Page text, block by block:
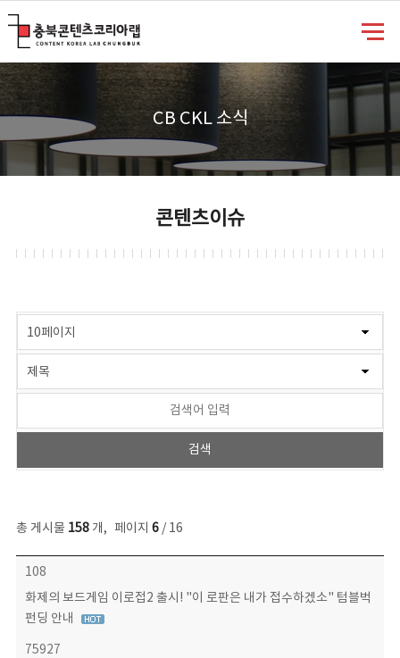
CB CKL 소식
콘텐츠이슈
총 게시물 158개, 페이지 6/ 16
콘텐츠이슈 목록 - 번호, 제목, 작성자, 파일, 조회수, 작성일 정보 제공
108
화제의 보드게임 이로접2 출시! "이 로판은 내가 접수하겠소" 텀블벅
펀딩 안내
75927